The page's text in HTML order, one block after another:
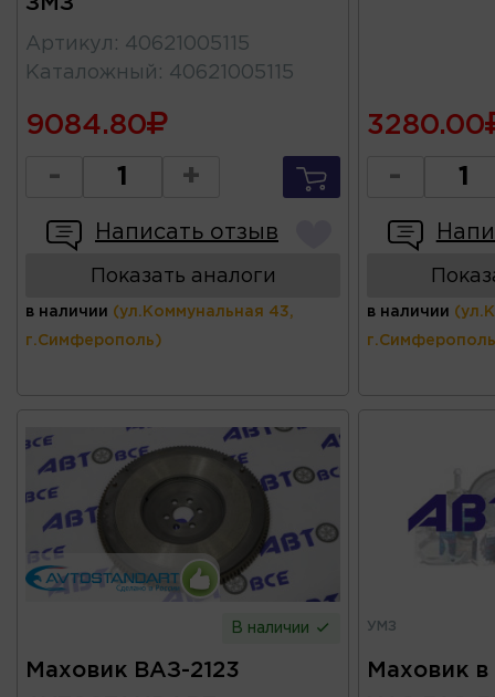
Артикул : 40621005115
Каталожный : 40621005115
9084.80
- +
Написать отзыв
Показать аналоги
в наличии (ул.Коммунальная 43,
г.Симферополь)
3280.00
-
в наличии
В наличии
Маховик ВАЗ-2123
УМЗ
Маховик